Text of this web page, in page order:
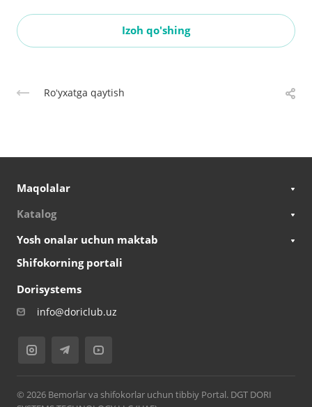
Izoh qo'shing
Roʻyxatga qaytish
Maqolalar
Katalog
Yosh onalar uchun maktab
Shifokorning portali
Dorisystems
info@doriclub.uz
© 2026 Bemorlar va shifokorlar uchun tibbiy Portal. DGT DORI